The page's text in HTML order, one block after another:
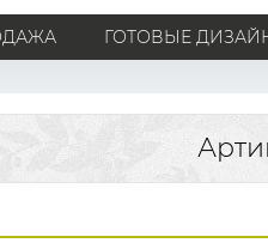
ГОТОВЫЕ
Америка
Англия Бельгия
Голландия
Россия